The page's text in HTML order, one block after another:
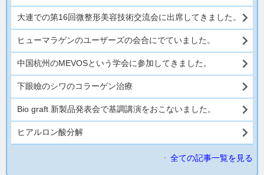
大連での第16回微整形美容技術交流会に出席してきました。
ヒューマラゲンのユーザーズの会合にでていました。
中国杭州のMEVOSという学会に参加してきました。
下眼瞼のシワのコラーゲン治療
Bio graft 新製品発表会で基調講演をおこないました。
ヒアルロン酸分解
全ての記事一覧を見る